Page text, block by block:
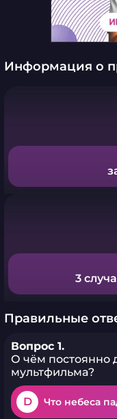
Информация о
3
Правильные
Вопрос 1.
О чём постоянно
мультфильма?
D Что небеса